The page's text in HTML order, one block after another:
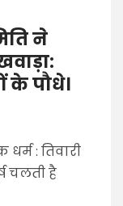
ने
के पौधे।
: तिवारी
चलती है